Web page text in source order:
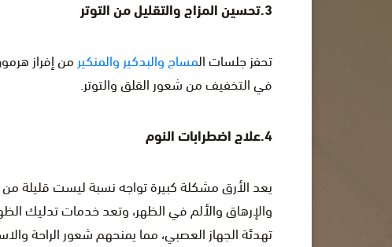
3.تحسين المزاج والتقليل من التوتر
تحفز جلسات المساج والبدكير والمنكير من إفراز
في التخفيف من شعور القلق والتوتر.
4.علاج اضطرابات النوم
يعد الأرق مشكلة كبيرة تواجه نسبة ليست قليلة
والإرهاق والألم في الظهر، وتعد خدمات تدليك
تهدئة الجهاز العصبي، مما يمنحهم شعور الراحة